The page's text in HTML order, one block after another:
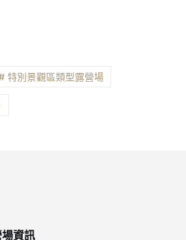
特別景觀區類型露營場
資訊